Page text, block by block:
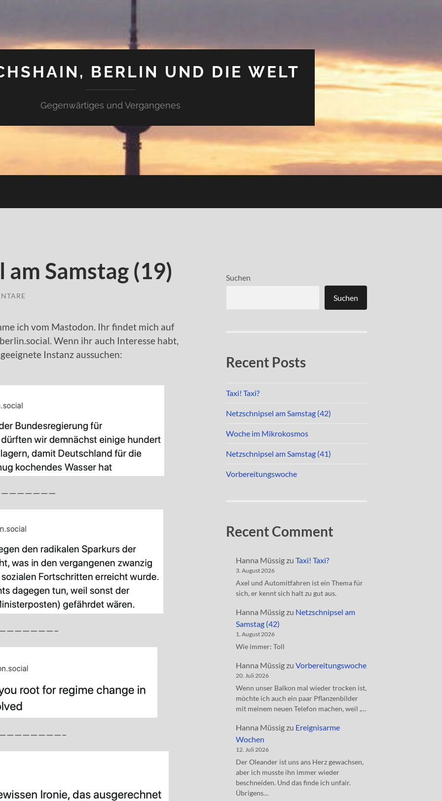
BERLIN UND DIE WELT
Gegenwärtiges und Vergangenes
Samstag (19)
ich vom Mastodon. Ihr findet mich auf
Wenn ihr auch Interesse habt,
Instanz aussuchen:
Suchen
Suchen
Recent Posts
Taxi! Taxi?
Netzschnipsel am Samstag (42)
Woche im Mikrokosmos
Netzschnipsel am Samstag (41)
Vorbereitungswoche
Recent Comment
Hanna Müssigzu Taxi! Taxi?
3. August 2026
Axel und Automitfahren ist ein Thema für
sich, er kennt sich halt zu gut aus.
Hanna Müssigzu Netzschnipsel am
Samstag (42)
1. August 2026
Wie immer: Toll
Hanna Müssigzu Vorbereitungswoche
20. Juli 2026
Wenn unser Balkon mal wieder trocken ist,
möchte ich auch ein paar Pflanzenbilder
mit meinem neuen Telefon machen, weil ,…
Hanna Müssigzu Ereignisarme
Wochen
12. Juli 2026
Der Oleander ist uns ans Herz gewachsen,
aber ich musste ihn immer wieder
beschneiden. Und das finde ich unfair.
Übrigens…